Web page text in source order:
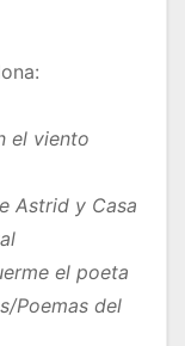
el viento
Astrid y Casa
el poeta
Poemas del